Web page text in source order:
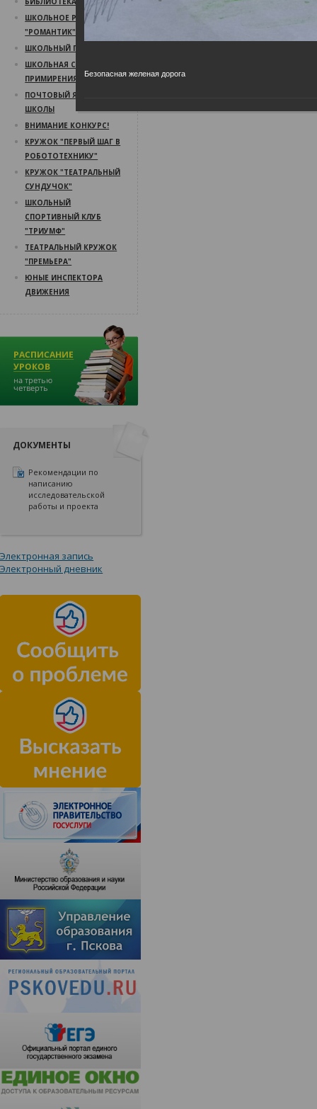
ШКОЛЬНОЕ РАДИО
"РОМАНТИК"
ШКОЛЬНЫЙ ПСИХОЛОГ
ШКОЛЬНАЯ СЛУЖБА
ПРИМИРЕНИЯ
ПОЧТОВЫЙ ЯЩИК
ШКОЛЫ
ВНИМАНИЕ КОНКУРС!
КРУЖОК "ПЕРВЫЙ ШАГ В
РОБОТОТЕХНИКУ"
КРУЖОК "ТЕАТРАЛЬНЫЙ
СУНДУЧОК"
ШКОЛЬНЫЙ
СПОРТИВНЫЙ КЛУБ
"ТРИУМФ"
ТЕАТРАЛЬНЫЙ КРУЖОК
"ПРЕМЬЕРА"
ЮНЫЕ ИНСПЕКТОРА
ДВИЖЕНИЯ
ДОКУМЕНТЫ
Рекомендации по
написанию
исследовательской
работы и проекта
Электронная запись
Электронный дневник
Безопасная желеная дорога